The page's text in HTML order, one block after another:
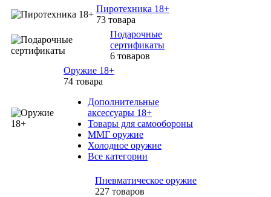
Пиротехника 18+
73 товара
Подарочные
сертификаты
6 товаров
Оружие 18+
74 товара
Дополнительные
аксессуары 18+
Товары для самообороны
ММГ оружие
Холодное оружие
Все категории
Пневматическое оружие
227 товаров